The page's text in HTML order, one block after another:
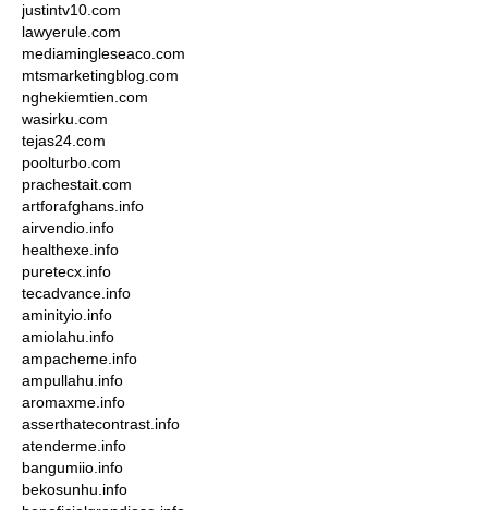
justintv10.com
lawyerule.com
mediamingleseaco.com
mtsmarketingblog.com
nghekiemtien.com
wasirku.com
tejas24.com
poolturbo.com
prachestait.com
artforafghans.info
airvendio.info
healthexe.info
puretecx.info
tecadvance.info
aminityio.info
amiolahu.info
ampacheme.info
ampullahu.info
aromaxme.info
asserthatecontrast.info
atenderme.info
bangumiio.info
bekosunhu.info